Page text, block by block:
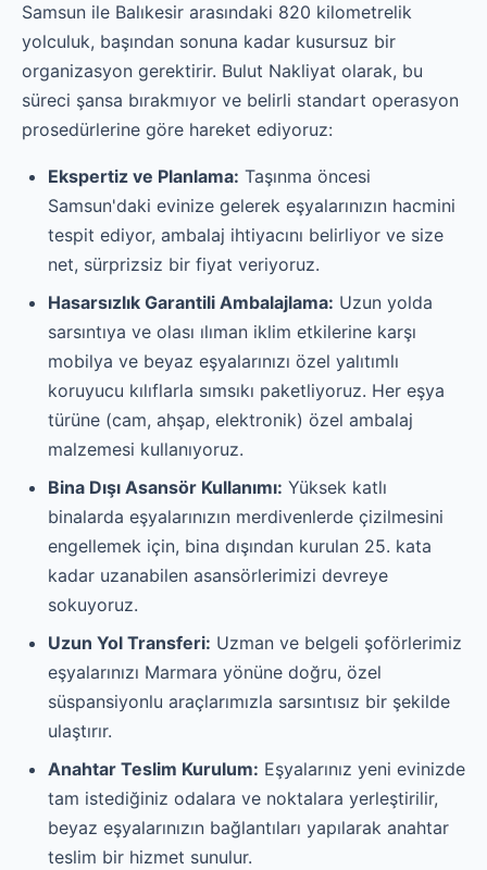
Samsun ile Balıkesir arasındaki 820 kilometrelik
yolculuk, başından sonuna kadar kusursuz bir
organizasyon gerektirir. Bulut Nakliyat olarak, bu
süreci şansa bırakmıyor ve belirli standart operasyon
prosedürlerine göre hareket ediyoruz:
Ekspertiz ve Planlama: Taşınma öncesi
Samsun'daki evinize gelerek eşyalarınızın hacmini
tespit ediyor, ambalaj ihtiyacını belirliyor ve size
net, sürprizsiz bir fiyat veriyoruz.
Hasarsızlık Garantili Ambalajlama: Uzun yolda
sarsıntıya ve olası ılıman iklim etkilerine karşı
mobilya ve beyaz eşyalarınızı özel yalıtımlı
koruyucu kılıflarla sımsıkı paketliyoruz. Her eşya
türüne (cam, ahşap, elektronik) özel ambalaj
malzemesi kullanıyoruz.
Bina Dışı Asansör Kullanımı: Yüksek katlı
binalarda eşyalarınızın merdivenlerde çizilmesini
engellemek için, bina dışından kurulan 25. kata
kadar uzanabilen asansörlerimizi devreye
sokuyoruz.
Uzun Yol Transferi: Uzman ve belgeli şoförlerimiz
eşyalarınızı Marmara yönüne doğru, özel
süspansiyonlu araçlarımızla sarsıntısız bir şekilde
ulaştırır.
Anahtar Teslim Kurulum: Eşyalarınız yeni evinizde
tam istediğiniz odalara ve noktalara yerleştirilir,
beyaz eşyalarınızın bağlantıları yapılarak anahtar
teslim bir hizmet sunulur.